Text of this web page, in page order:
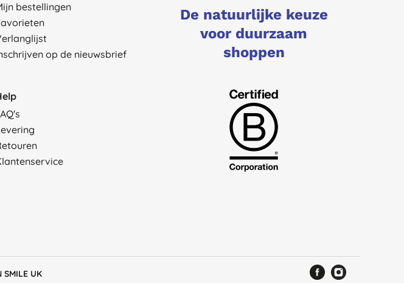
bestellingen
op de nieuwsbrief
De natuurlijke keuze
voor duurzaam
shoppen
SMILE UK